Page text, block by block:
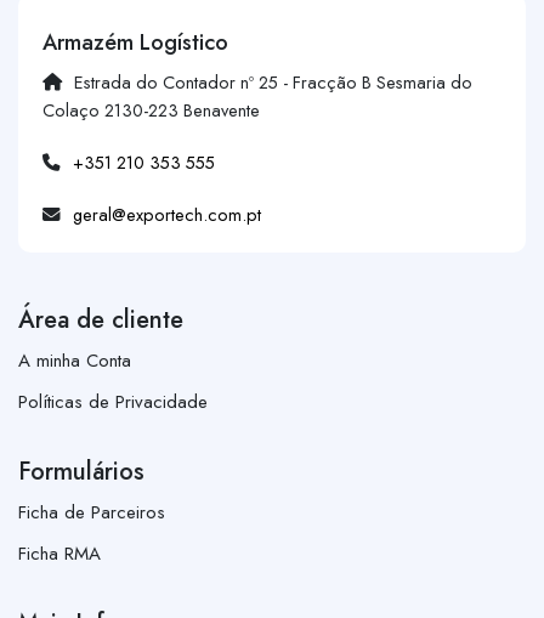
Armazém Logístico
Estrada do Contador nº 25 - Fracção B Sesmaria do
Colaço 2130-223 Benavente
+351 210 353 555
geral@exportech.com.pt
Área de cliente
A minha Conta
Políticas de Privacidade
Formulários
Ficha de Parceiros
Ficha RMA